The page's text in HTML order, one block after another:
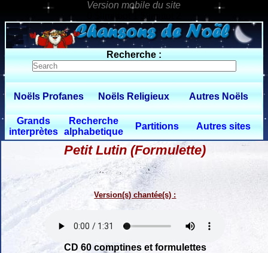
0 $limitbot 1 $limittot 2
Recherche :
Noëls Profanes Noëls Religieux Autres Noëls
Grands
interprètes
Recherche
alphabetique
Partitions Autres sites
Petit Lutin (Formulette)
Version(s) chantée(s) :
CD 60 comptines et formulettes